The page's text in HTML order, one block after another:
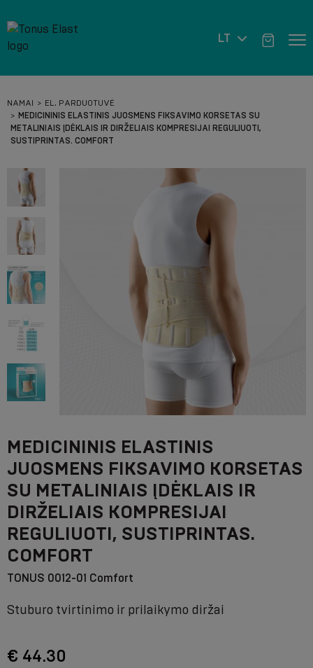
LT
NAMAI
EL. PARDUOTUVĖ
MEDICININIS ELASTINIS JUOSMENS FIKSAVIMO KORSETAS SU
METALINIAIS ĮDĖKLAIS IR DIRŽELIAIS KOMPRESIJAI REGULIUOTI,
SUSTIPRINTAS. COMFORT
MEDICININIS ELASTINIS
JUOSMENS FIKSAVIMO KORSETAS
SU METALINIAIS ĮDĖKLAIS IR
DIRŽELIAIS KOMPRESIJAI
REGULIUOTI, SUSTIPRINTAS.
COMFORT
TONUS 0012-01 Comfort
Stuburo tvirtinimo ir prilaikymo diržai
€ 44.30